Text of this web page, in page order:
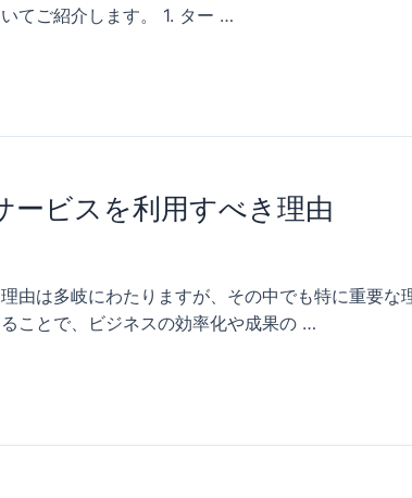
てご紹介します。 1. ター …
ービスを利用すべき理由
由は多岐にわたりますが、その中でも特に重要
ことで、ビジネスの効率化や成果の …